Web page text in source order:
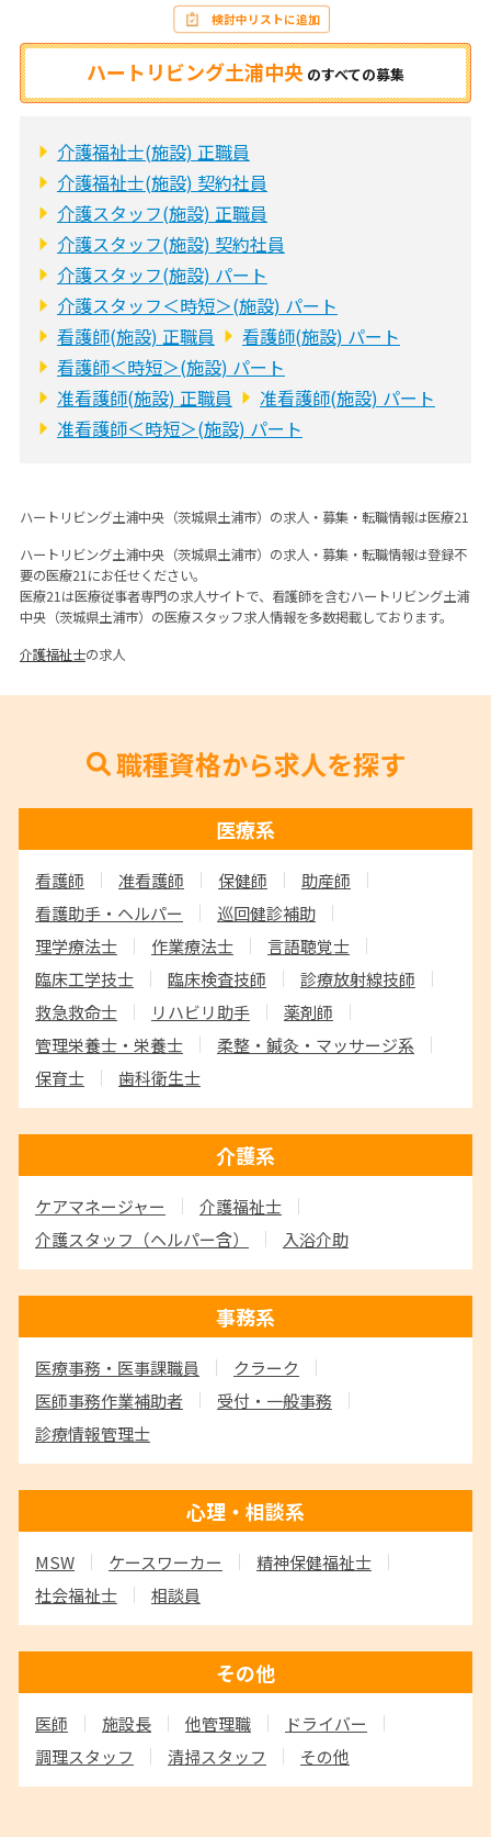
ハートリビング土浦中央 のすべての募集
検討中リストに追加
介護福祉士(施設) 正職員
介護福祉士(施設) 契約社員
介護スタッフ(施設) 正職員
介護スタッフ(施設) 契約社員
介護スタッフ(施設) パート
介護スタッフ＜時短＞(施設) パート
看護師(施設) 正職員
看護師(施設) パート
看護師＜時短＞(施設) パート
准看護師(施設) 正職員
准看護師(施設) パート
准看護師＜時短＞(施設) パート
ハートリビング土浦中央（茨城県土浦市）の求人・募集・転職情報は医療21
ハートリビング土浦中央（茨城県土浦市）の求人・募集・転職情報は登録不
要の医療21にお任せください。
医療21は医療従事者専門の求人サイトで、看護師を含むハートリビング土浦
中央（茨城県土浦市）の医療スタッフ求人情報を多数掲載しております。
介護福祉士の求人
職種資格から求人を探す
医療系
看護師 准看護師 保健師
助産師
看護助手・ヘルパー
巡回健診補助
理学療法士
作業療法士
言語聴覚士
臨床工学技士
臨床検査技師
診療放射線技師
救急救命士
リハビリ助手
薬剤師
管理栄養士・栄養士
柔整・鍼灸・マッサージ系
保育士
歯科衛生士
介護系
ケアマネージャー
介護福祉士
介護スタッフ （ヘルパー含） 入浴介助
事務系
医療事務・医事課職員
クラーク
医師事務作業補助者
受付・一般事務
診療情報管理士
心理・相談系
MSW ケースワーカー
精神保健福祉士
社会福祉士
相談員
その他
医師 施設長 他管理職
ドライバー
調理スタッフ
清掃スタッフ その他